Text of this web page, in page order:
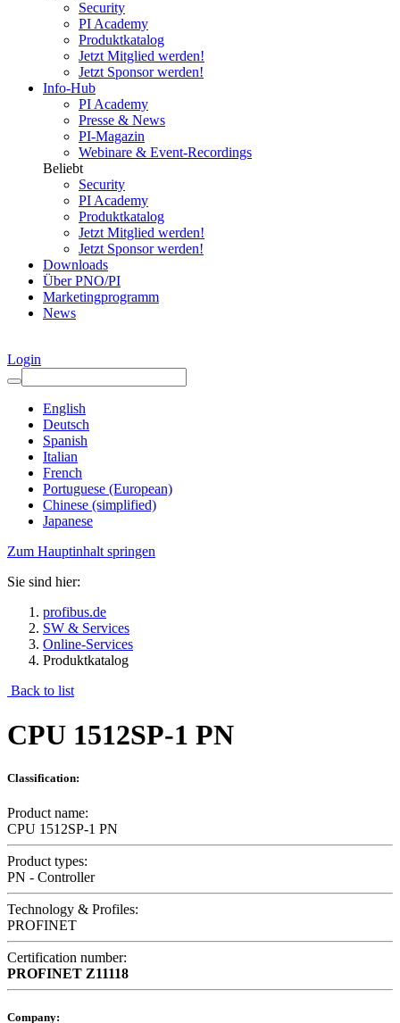
Security
PI Academy
Produktkatalog
Jetzt Mitglied werden!
Jetzt Sponsor werden!
Info-Hub
PI Academy
Presse & News
PI-Magazin
Webinare & Event-Recordings
Beliebt
Security
PI Academy
Produktkatalog
Jetzt Mitglied werden!
Jetzt Sponsor werden!
Downloads
Über PNO/PI
Marketingprogramm
News
Login
English
Deutsch
Spanish
Italian
French
Portuguese (European)
Chinese (simplified)
Japanese
Zum Hauptinhalt springen
Sie sind hier:
profibus.de
SW & Services
Online-Services
Produktkatalog
Back to list
CPU 1512SP-1 PN
Classification:
Product name:
CPU 1512SP-1 PN
Product types:
PN - Controller
Technology & Profiles:
PROFINET
Certification number:
PROFINET Z11118
Company: